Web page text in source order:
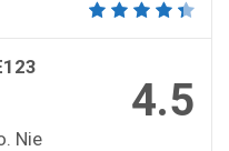
4.5
Nie